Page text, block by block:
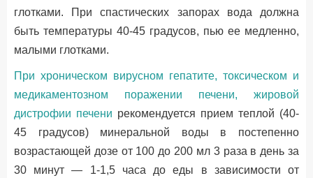
глотками. При спастических запорах вода должна
быть температуры 40-45 градусов, пью ее медленно,
малыми глотками.
При хроническом вирусном гепатите, токсическом и
медикаментозном поражении печени, жировой
дистрофии печени рекомендуется прием теплой (40-
45 градусов) минеральной воды в постепенно
возрастающей дозе от 100 до 200 мл 3 раза в день за
30 минут — 1-1,5 часа до еды в зависимости от